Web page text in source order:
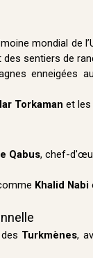
mondial de
sentiers de
enneigées
Torkaman et les
Qabus, chef-
Khalid Nabi
Turkmènes,